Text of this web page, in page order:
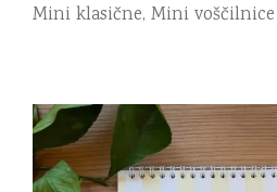
Mini klasične, Mini voščilnice